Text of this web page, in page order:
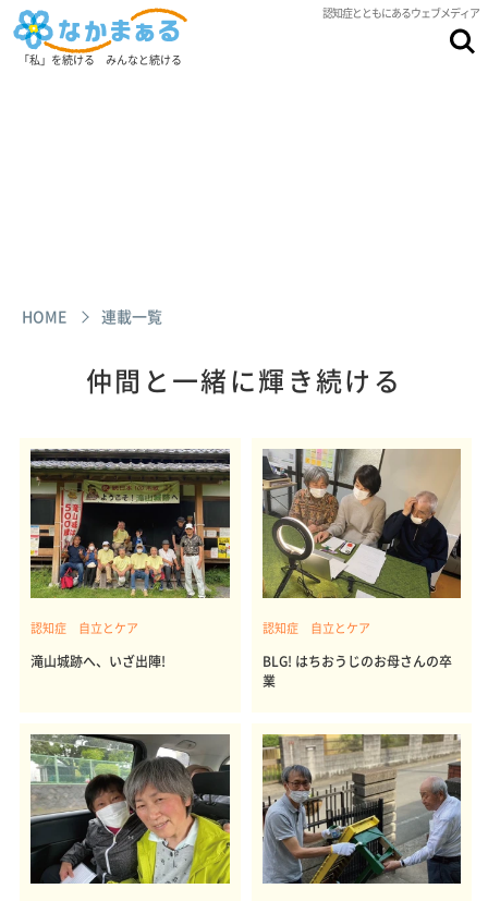
認知症とともにあるウェブメディア
「私」を続ける みんなと続ける
HOME 連載一覧
仲間と一緒に輝き続ける
認知症 自立とケア
滝山城跡へ、いざ出陣!
認知症 自立とケア
BLG! はちおうじのお母さんの卒
業